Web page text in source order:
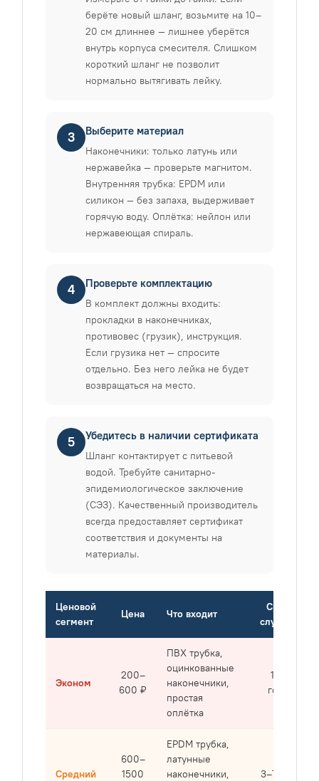
берёте новый шланг, возьмите на 10–
20 см длиннее — лишнее уберётся
внутрь корпуса смесителя. Слишком
короткий шланг не позволит
нормально вытягивать лейку.
3 Выберите материал
Наконечники: только латунь или
нержавейка — проверьте магнитом.
Внутренняя трубка: EPDM или
силикон — без запаха, выдерживает
горячую воду. Оплётка: нейлон или
нержавеющая спираль.
4 Проверьте комплектацию
В комплект должны входить:
прокладки в наконечниках,
противовес (грузик), инструкция.
Если грузика нет — спросите
отдельно. Без него лейка не будет
возвращаться на место.
5 Убедитесь в наличии сертификата
Шланг контактирует с питьевой
водой. Требуйте санитарно-
эпидемиологическое заключение
(СЭЗ). Качественный производитель
всегда предоставляет сертификат
соответствия и документы на
материалы.
Ценовой
сегмент
Цена Что входит
Срок
службы
Эконом
200–
600 ₽
ПВХ трубка,
оцинкованные
наконечники,
простая
оплётка
1–2
года
Средний
600–
1500
EPDM трубка,
латунные
наконечники,
3–7 лет